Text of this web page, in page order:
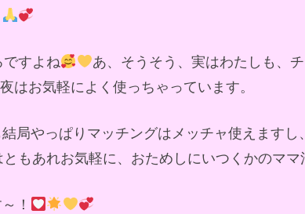
ですよね
あ、そうそう、実はわたしも、
はお気軽によく使っちゃっています。
局やっぱりマッチングはメッチャ使えます
もあれお気軽に、おためしにいつくかのマ
！